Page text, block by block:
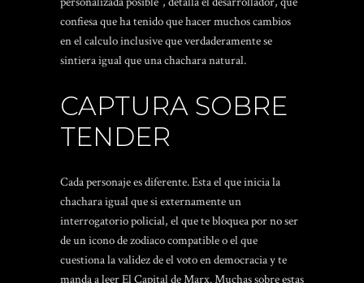
confiesa que ha tenido que hacer muchos cambios
en el calculo inclusive que verdaderamente se
sintiera igual que una chachara natural.
CAPTURA SOBRE
TENDER
Cada personaje es diferente. Esta el que inicia la
chachara igual que si externamente un
interrogatorio policial, el que te bloquea por no ser
de un icono de zodiaco compatible o el que
cuestiona la validez de el voto en democracia y te
manda a leer El Capital de Marx. Muchas sobre estas